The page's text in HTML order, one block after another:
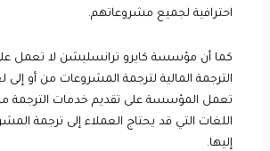
احترافية لجميع مشروعاتهم.
كما أن مؤسسة كايرو ترانسليشن لا تعمل
الترجمة المالية لترجمة المشروعات من أو إلى
تعمل المؤسسة على تقديم خدمات الترجمة
اللغات التي قد يحتاج العملاء إلى ترجمة
إليها.